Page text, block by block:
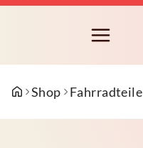
Shop Fahrradteile